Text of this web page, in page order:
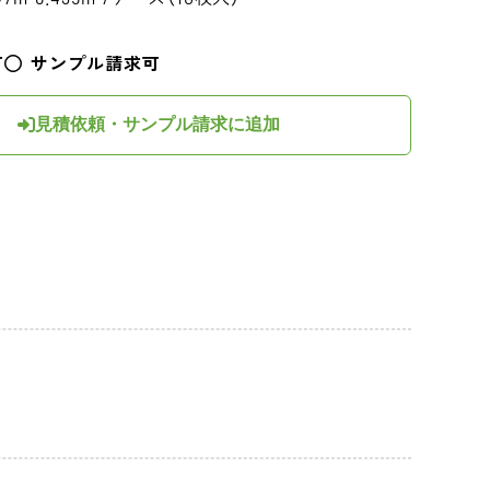
サンプル請求可
見積依頼・サンプル請求に追加